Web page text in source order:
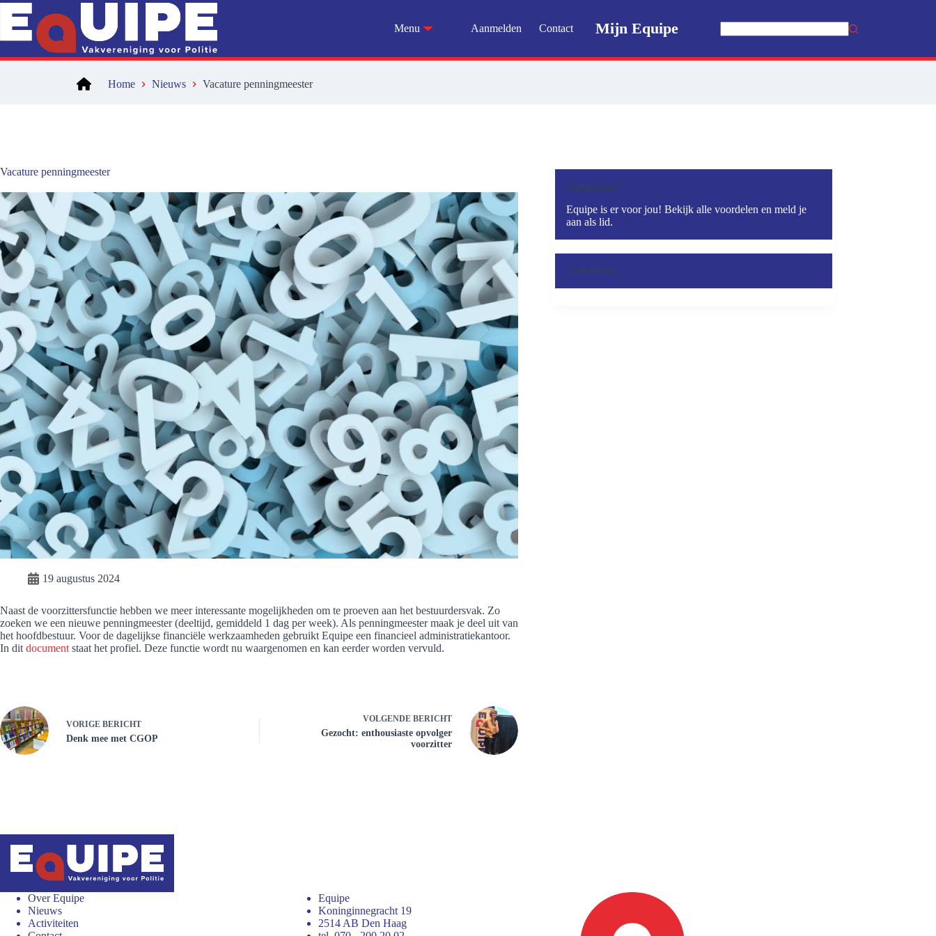
Ga
naar
inhoud
Menu Aanmelden Contact Mijn Equipe
Home Nieuws Vacature penningmeester
Vacature penningmeester
19 augustus 2024
Naast de voorzittersfunctie hebben we meer interessante mogelijkheden om te proeven aan het bestuurdersvak. Zo
zoeken we een nieuwe penningmeester (deeltijd, gemiddeld 1 dag per week). Als penningmeester maak je deel uit van
het hoofdbestuur. Voor de dagelijkse financiële werkzaamheden gebruikt Equipe een financieel administratiekantoor.
In dit document staat het profiel. Deze functie wordt nu waargenomen en kan eerder worden vervuld.
VORIGE BERICHT
Denk mee met CGOP
VOLGENDE BERICHT
Gezocht: enthousiaste opvolger
voorzitter
Aanmelden?
Equipe is er voor jou! Bekijk alle voordelen en meld je
aan als lid.
Activiteiten
Over Equipe
Nieuws
Activiteiten
Equipe
Koninginnegracht 19
2514 AB Den Haag